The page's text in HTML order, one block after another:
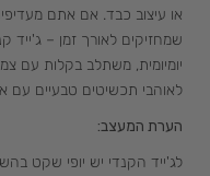
או עיצוב כבד. אם אתם
שמחזיקים לאורך זמן – ג'ייד
יומיומית, משתלב בקלות עם
לאוהבי תכשיטים טבעיים עם
הערת המעצב:
לג'ייד הקנדי יש יופי שקט